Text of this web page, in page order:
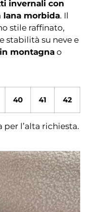
invernali con
lana morbida. Il
stile raffinato,
stabilità su neve e
montagnao
40 41 42
l’alta richiesta.